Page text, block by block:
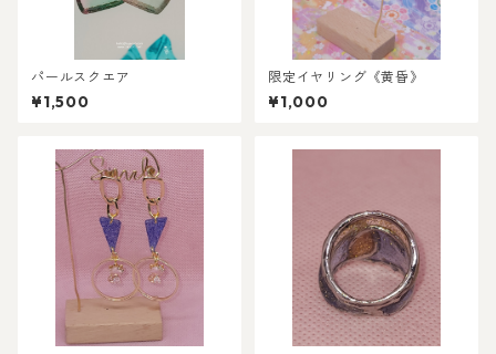
パールスクエア
¥1,500
限定イヤリング《黄昏》
¥1,000